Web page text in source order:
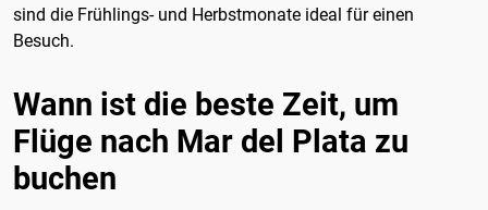
sind die Frühlings- und Herbstmonate ideal für einen
Besuch.
Wann ist die beste Zeit, um
Flüge nach Mar del Plata zu
buchen